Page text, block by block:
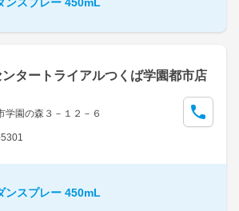
ンタートライアルつくば学園都市店
学園の森３－１２－６
ンスプレー 450mL